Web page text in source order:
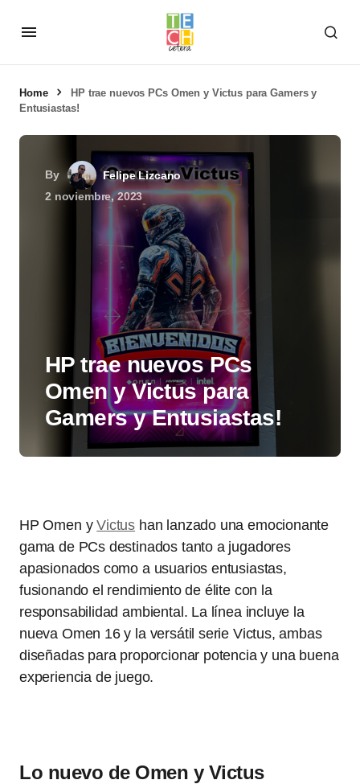
Home
HP trae nuevos PCs Omen y Victus para Gamers y
Entusiastas!
By
Felipe Lizcano
2 noviembre, 2023
HP trae nuevos PCs
Omen y Victus para
Gamers y Entusiastas!
HP Omen yVictus han lanzado una emocionante
gama de PCs destinados tanto a jugadores
apasionados como a usuarios entusiastas,
fusionando el rendimiento de élite con la
responsabilidad ambiental. La línea incluye la
nueva Omen 16 y la versátil serie Victus, ambas
diseñadas para proporcionar potencia y una buena
experiencia de juego.
Lo nuevo de Omen y Victus